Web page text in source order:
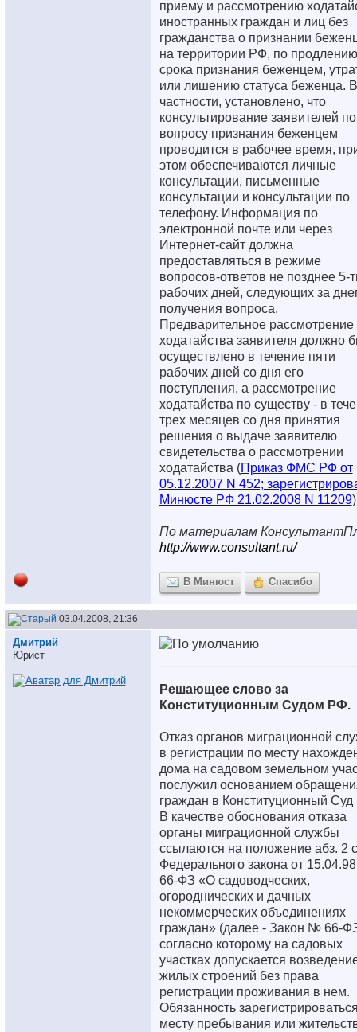
приему и рассмотрению
иностранных граждан и лиц без
гражданства о признании
на территории РФ, по продлению
срока признания беженцем,
или лишению статуса беженца. В
частности, установлено, что
консультирование заявителей по
вопросу признания беженцем
проводится в рабочее время,
этом обеспечиваются личные
консультации, письменные
консультации и консультации по
телефону. Информация по
электронной почте или через
Интернет-сайт должна
предоставляться в режиме
вопросов-ответов не позднее 5-
рабочих дней, следующих за
получения вопроса.
Предварительное рассмотрение
ходатайства заявителя должно
осуществлено в течение пяти
рабочих дней со дня его
поступления, а рассмотрение
ходатайства по существу - в
трех месяцев со дня принятия
решения о выдаче заявителю
свидетельства о рассмотрении
ходатайства (Приказ ФМС РФ от
05.12.2007 N 452;
Минюсте РФ 21.02.2008 N 11209
По материалам
http://www.consultant.ru/
В Минюст Спасибо
03.04.2008, 21:36
Дмитрий
Юрист
Решающее слово за
Конституционным Судом РФ.
Отказ органов миграционной
в регистрации по месту
дома на садовом земельном
послужил основанием
граждан в Конституционный
В качестве обоснования отказа
органы миграционной службы
ссылаются на положение абз. 2
Федерального закона от
66-ФЗ «О садоводческих,
огороднических и дачных
некоммерческих объединениях
граждан» (далее - Закон № 66-
согласно которому на садовых
участках допускается
жилых строений без права
регистрации проживания в нем.
Обязанность
месту пребывания или